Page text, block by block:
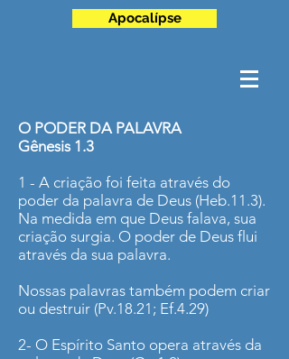
Apocalípse
O PODER DA PALAVRA
Gênesis 1.3
1 - A criação foi feita através do
poder da palavra de Deus (Heb.11.3).
Na medida em que Deus falava, sua
criação surgia. O poder de Deus flui
através da sua palavra.
Nossas palavras também podem criar
ou destruir (Pv.18.21; Ef.4.29)
2- O Espírito Santo opera através da